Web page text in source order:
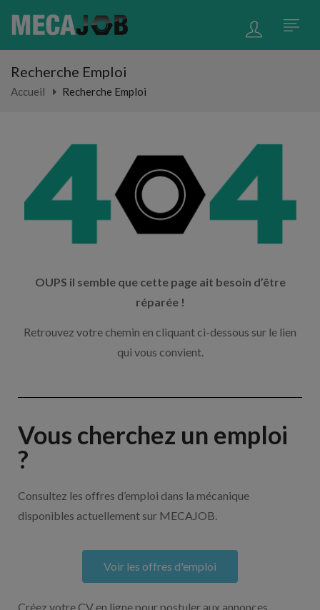
Recherche Emploi
Accueil Recherche Emploi
OUPS il semble que cette page ait besoin d’être
réparée !
Retrouvez votre chemin en cliquant ci-dessous sur le lien
qui vous convient.
Vous cherchez un emploi
?
Consultez les offres d’emploi dans la mécanique
disponibles actuellement sur MECAJOB.
Voir les offres d'emploi
Créez votre CV en ligne pour postuler aux annonces